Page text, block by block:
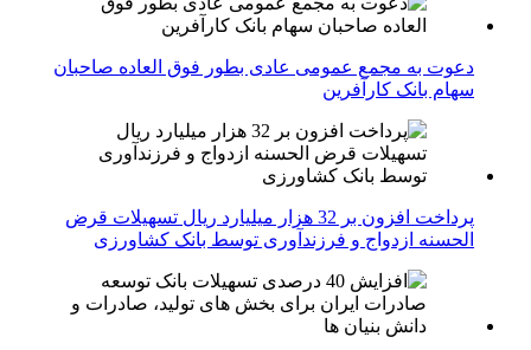
دعوت به مجمع عمومی عادی بطور فوق العاده صاحبان
سهام بانک کارآفرین
پرداخت افزون بر 32 هزار میلیارد ریال تسهیلات قرض
الحسنه ازدواج و فرزندآوری توسط بانک کشاورزی